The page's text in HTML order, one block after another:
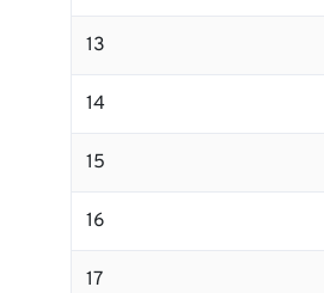
13
14
15
16
17